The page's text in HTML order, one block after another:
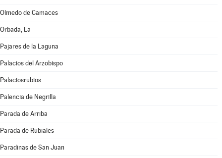
Olmedo de Camaces
Orbada, La
Pajares de la Laguna
Palacios del Arzobispo
Palaciosrubios
Palencia de Negrilla
Parada de Arriba
Parada de Rubiales
Paradinas de San Juan